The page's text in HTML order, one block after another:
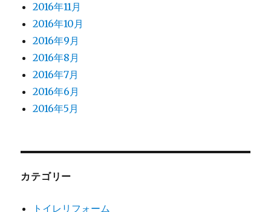
2016年11月
2016年10月
2016年9月
2016年8月
2016年7月
2016年6月
2016年5月
カテゴリー
トイレリフォーム